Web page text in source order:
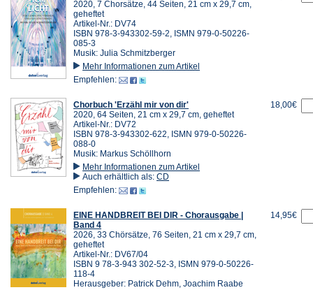
2020, 7 Chorsätze, 44 Seiten, 21 cm x 29,7 cm,
geheftet
Artikel-Nr.: DV74
ISBN 978-3-943302-59-2, ISMN 979-0-50226-
085-3
Musik: Julia Schmitzberger
Mehr Informationen zum Artikel
Empfehlen:
Chorbuch 'Erzähl mir von dir'
2020, 64 Seiten, 21 cm x 29,7 cm, geheftet
Artikel-Nr.: DV72
ISBN 978-3-943302-622, ISMN 979-0-50226-
088-0
Musik: Markus Schöllhorn
Mehr Informationen zum Artikel
Auch erhältlich als: CD
Empfehlen:
18,00€
EINE HANDBREIT BEI DIR - Chorausgabe |
Band 4
2026, 33 Chörsätze, 76 Seiten, 21 cm x 29,7 cm,
geheftet
Artikel-Nr.: DV67/04
ISBN 9 78-3-943 302-52-3, ISMN 979-0-50226-
118-4
Herausgeber: Patrick Dehm, Joachim Raabe
14,95€